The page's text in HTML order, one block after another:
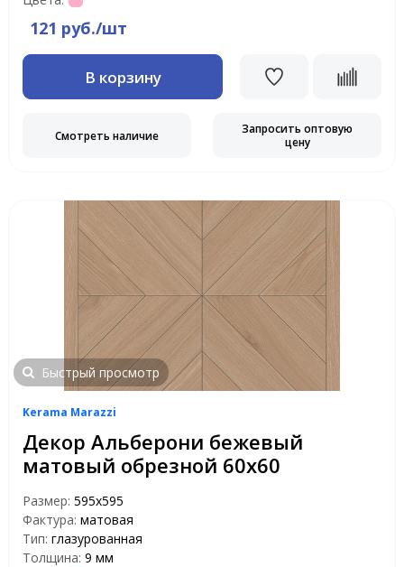
121 руб./шт
В корзину
Смотреть наличие
Запросить оптовую
цену
Быстрый просмотр
Kerama Marazzi
Декор Альберони бежевый
матовый обрезной 60х60
Размер: 595х595
Фактура: матовая
Тип: глазурованная
Толщина: 9 мм